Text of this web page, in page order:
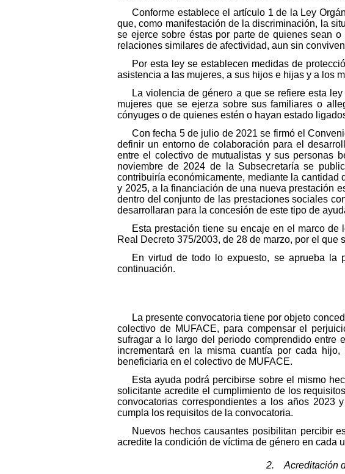
Conforme establece el artículo 1 de la Ley
que, como manifestación de la discriminación, la
se ejerce sobre éstas por parte de quienes sean
relaciones similares de afectividad, aun sin
Por esta ley se establecen medidas de
asistencia a las mujeres, a sus hijos e hijas y a los
La violencia de género a que se refiere esta
mujeres que se ejerza sobre sus familiares o
cónyuges o de quienes estén o hayan estado
Con fecha 5 de julio de 2021 se firmó el
definir un entorno de colaboración para el
entre el colectivo de mutualistas y sus personas
noviembre de 2024 de la Subsecretaría se
contribuiría económicamente, mediante la
y 2025, a la financiación de una nueva prestación
dentro del conjunto de las prestaciones sociales
desarrollaran para la concesión de este tipo de
Esta prestación tiene su encaje en el marco
Real Decreto 375/2003, de 28 de marzo, por el
En virtud de todo lo expuesto, se aprueba la
continuación.
La presente convocatoria tiene por objeto
colectivo de MUFACE, para compensar el
sufragar a lo largo del periodo comprendido
incrementará en la misma cuantía por cada
beneficiaria en el colectivo de MUFACE.
Esta ayuda podrá percibirse sobre el mismo
solicitante acredite el cumplimiento de los
convocatorias correspondientes a los años
cumpla los requisitos de la convocatoria.
Nuevos hechos causantes posibilitan percibir
acredite la condición de víctima de género en cada
2. Acreditación